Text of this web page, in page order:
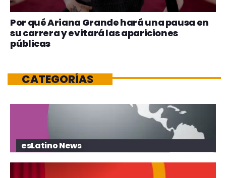
Por qué Ariana Grande hará una pausa en
su carrera y evitará las apariciones
públicas
CATEGORÍAS
esLatino News